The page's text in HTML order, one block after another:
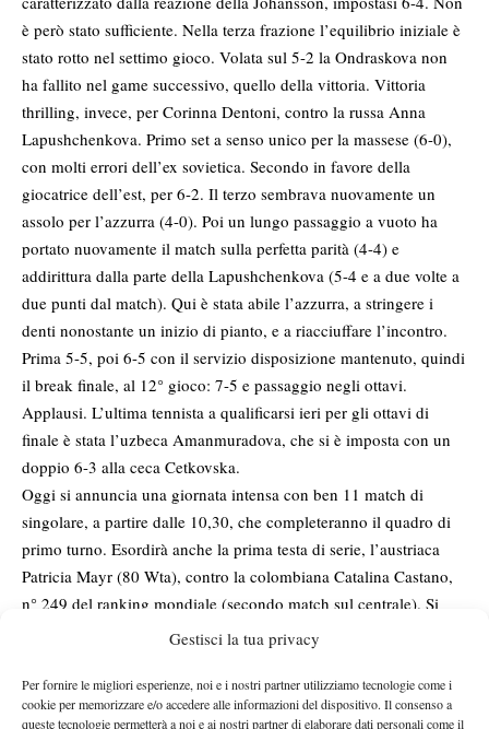
Gestisci la tua privacy
Per fornire le migliori esperienze, noi e i nostri partner utilizziamo tecnologie come i
cookie per memorizzare e/o accedere alle informazioni del dispositivo. Il consenso a
queste tecnologie permetterà a noi e ai nostri partner di elaborare dati personali come il
è però stato sufficiente. Nella terza frazione l’equilibrio iniziale è
stato rotto nel settimo gioco. Volata sul 5-2 la Ondraskova non
ha fallito nel game successivo, quello della vittoria. Vittoria
thrilling, invece, per Corinna Dentoni, contro la russa Anna
Lapushchenkova. Primo set a senso unico per la massese (6-0),
con molti errori dell’ex sovietica. Secondo in favore della
giocatrice dell’est, per 6-2. Il terzo sembrava nuovamente un
assolo per l’azzurra (4-0). Poi un lungo passaggio a vuoto ha
portato nuovamente il match sulla perfetta parità (4-4) e
addirittura dalla parte della Lapushchenkova (5-4 e a due volte a
due punti dal match). Qui è stata abile l’azzurra, a stringere i
denti nonostante un inizio di pianto, e a riacciuffare l’incontro.
Prima 5-5, poi 6-5 con il servizio disposizione mantenuto, quindi
il break finale, al 12° gioco: 7-5 e passaggio negli ottavi.
Applausi. L’ultima tennista a qualificarsi ieri per gli ottavi di
finale è stata l’uzbeca Amanmuradova, che si è imposta con un
doppio 6-3 alla ceca Cetkovska.
Oggi si annuncia una giornata intensa con ben 11 match di
singolare, a partire dalle 10,30, che completeranno il quadro di
primo turno. Esordirà anche la prima testa di serie, l’austriaca
Patricia Mayr (80 Wta), contro la colombiana Catalina Castano,
n° 249 del ranking mondiale (secondo match sul centrale). Si
prospetta equilibrata la sfida tra la ceca Sandra Zahlavova, già
Meusburger (campo 1 ore 10,30). La prima è la numero 137
Wta, la seconda la 128. Interesse elevato anche per vedere